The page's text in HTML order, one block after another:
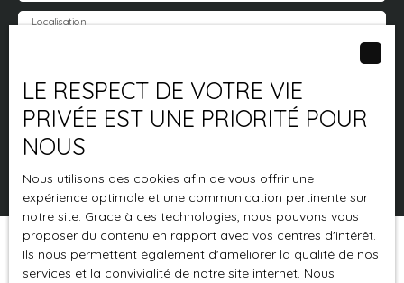
Localisation
Surface min (m²)
Rechercher
Pertinence
Trier par Créer une alerte
LE RESPECT DE VOTRE VIE
PRIVÉE EST UNE PRIORITÉ POUR
NOUS
Nous utilisons des cookies afin de vous offrir une
expérience optimale et une communication pertinente sur
notre site. Grace à ces technologies, nous pouvons vous
proposer du contenu en rapport avec vos centres d'intérêt.
Ils nous permettent également d'améliorer la qualité de nos
services et la convivialité de notre site internet. Nous